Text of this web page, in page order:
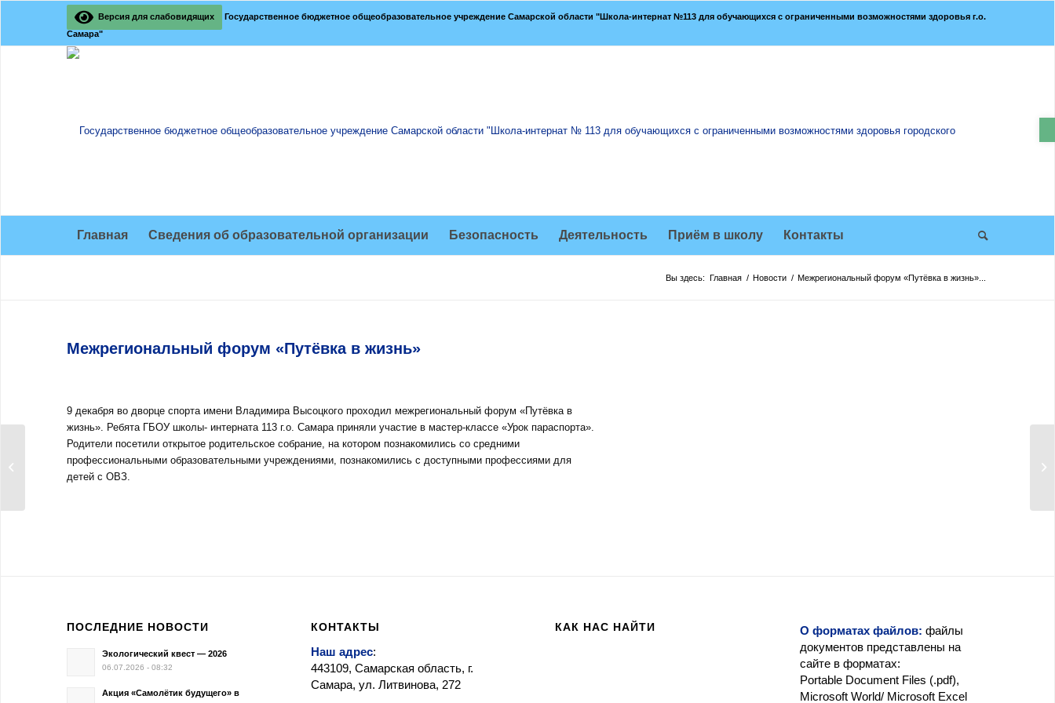
Версия для слабовидящих
Государственное бюджетное общеобразовательное учреждение Самарской области "Школа-интернат №113 для обучающихся с ограниченными возможностями здоровья г.о.
Самара"
Главная Сведения об образовательной организации Безопасность Деятельность Приём в школу Контакты
Вы здесь: Главная / Новости / Межрегиональный форум «Путёвка в жизнь»...
Межрегиональный форум «Путёвка в жизнь»
9 декабря во дворце спорта имени Владимира Высоцкого проходил межрегиональный форум «Путёвка в
жизнь». Ребята ГБОУ школы- интерната 113 г.о. Самара приняли участие в мастер-классе «Урок параспорта».
Родители посетили открытое родительское собрание, на котором познакомились со средними
профессиональными образовательными учреждениями, познакомились с доступными профессиями для
детей с ОВЗ.
ПОСЛЕДНИЕ НОВОСТИ
Экологический квест — 2026
06.07.2026 - 08:32
Акция «Самолётик будущего» в
КОНТАКТЫ
Наш адрес:
443109, Самарская область, г.
Самара, ул. Литвинова, 272
КАК НАС НАЙТИ О форматах файлов: файлы
документов представлены на
сайте в форматах:
Portable Document Files (.pdf),
Microsoft World/ Microsoft Excel
День Героев
Отечества